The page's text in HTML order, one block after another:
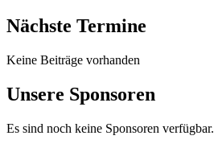
Nächste Termine
Keine Beiträge vorhanden
Unsere Sponsoren
Es sind noch keine Sponsoren verfügbar.